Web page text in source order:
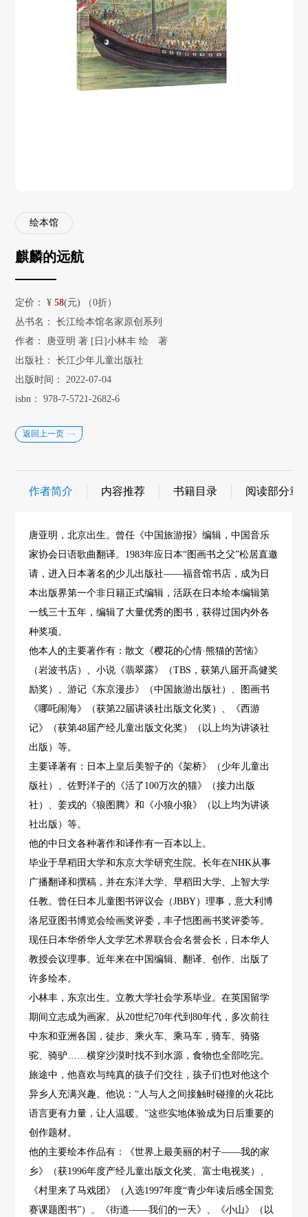
绘本馆
麒麟的远航
定价： ¥58(元) （0折）
丛书名：
长江绘本馆名家原创系列
作者：
唐亚明 著 [日]小林丰 绘 著
出版社：
长江少年儿童出版社
出版时间：
2022-07-04
isbn：
978-7-5721-2682-6
返回上一页
作者简介 内容推荐 书籍目录 阅读部分章
唐亚明，北京出生。曾任《中国旅游报》编辑，中国音乐
家协会日语歌曲翻译。1983年应日本“图画书之父”松居直邀
请，进入日本著名的少儿出版社——福音馆书店，成为日
本出版界第一个非日籍正式编辑，活跃在日本绘本编辑第
一线三十五年，编辑了大量优秀的图书，获得过国内外各
种奖项。
他本人的主要著作有：散文《樱花的心情·熊猫的苦恼》
（岩波书店）、小说《翡翠露》（TBS，获第八届开高健奖
励奖）、游记《东京漫步》（中国旅游出版社）、图画书
《哪吒闹海》（获第22届讲谈社出版文化奖）、《西游
记》（获第48届产经儿童出版文化奖）（以上均为讲谈社
出版）等。
主要译著有：日本上皇后美智子的《架桥》（少年儿童出
版社）、佐野洋子的《活了100万次的猫》（接力出版
社）、姜戎的《狼图腾》和《小狼小狼》（以上均为讲谈
社出版）等。
他的中日文各种著作和译作有一百本以上。
毕业于早稻田大学和东京大学研究生院。长年在NHK从事
广播翻译和撰稿，并在东洋大学、早稻田大学、上智大学
任教。曾任日本儿童图书评议会（JBBY）理事，意大利博
洛尼亚图书博览会绘画奖评委，丰子恺图画书奖评委等。
现任日本华侨华人文学艺术界联合会名誉会长，日本华人
教授会议理事。近年来在中国编辑、翻译、创作、出版了
许多绘本。
小林丰，东京出生。立教大学社会学系毕业。在英国留学
期间立志成为画家。从20世纪70年代到80年代，多次前往
中东和亚洲各国，徒步、乘火车、乘马车，骑车、骑骆
驼、骑驴……横穿沙漠时找不到水源，食物也全部吃完。
旅途中，他喜欢与纯真的孩子们交往，孩子们也对他这个
异乡人充满兴趣。他说：“人与人之间接触时碰撞的火花比
语言更有力量，让人温暖。”这些实地体验成为日后重要的
创作题材。
他的主要绘本作品有：《世界上最美丽的村子——我的家
乡》（获1996年度产经儿童出版文化奖、富士电视奖）、
《村里来了马戏团》（入选1997年度“青少年读后感全国竞
赛课题图书”）、《街道——我们的一天》、《小山》（以